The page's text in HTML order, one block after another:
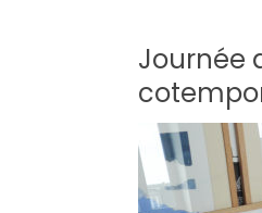
Journée